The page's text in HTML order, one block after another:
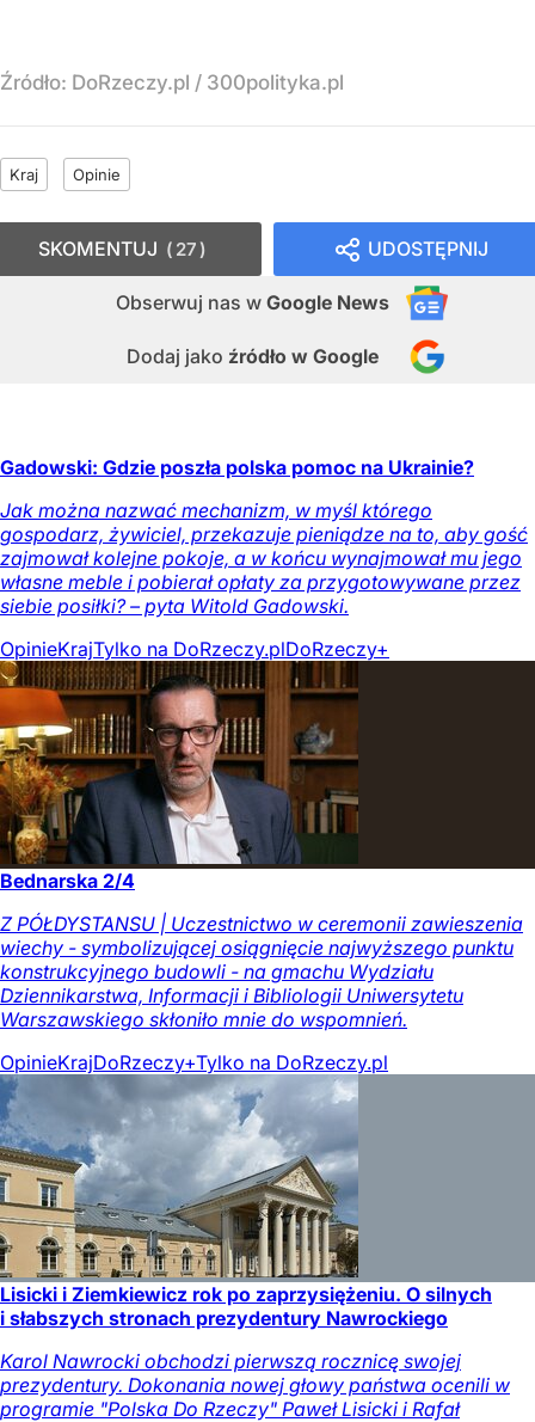
Źródło: DoRzeczy.pl / 300polityka.pl
Kraj Opinie
UDOSTĘPNIJ
Obserwuj nas w Google News
Dodaj jako źródło w Google
SKOMENTUJ 27
Gadowski: Gdzie poszła polska pomoc na Ukrainie?
Jak można nazwać mechanizm, w myśl którego
gospodarz, żywiciel, przekazuje pieniądze na to, aby gość
zajmował kolejne pokoje, a w końcu wynajmował mu jego
własne meble i pobierał opłaty za przygotowywane przez
siebie posiłki? – pyta Witold Gadowski.
OpinieKrajTylko na DoRzeczy.plDoRzeczy+
Bednarska 2/4
Z PÓŁDYSTANSU | Uczestnictwo w ceremonii zawieszenia
wiechy - symbolizującej osiągnięcie najwyższego punktu
konstrukcyjnego budowli - na gmachu Wydziału
Dziennikarstwa, Informacji i Bibliologii Uniwersytetu
Warszawskiego skłoniło mnie do wspomnień.
OpinieKrajDoRzeczy+Tylko na DoRzeczy.pl
Lisicki i Ziemkiewicz rok po zaprzysiężeniu. O silnych
i słabszych stronach prezydentury Nawrockiego
Karol Nawrocki obchodzi pierwszą rocznicę swojej
prezydentury. Dokonania nowej głowy państwa ocenili w
programie "Polska Do Rzeczy" Paweł Lisicki i Rafał